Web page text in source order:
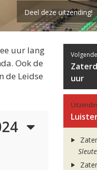
Deel deze
uur lang
Ook de
de Leidse
uur